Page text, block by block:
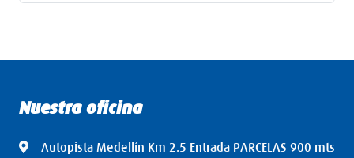
Nuestra oficina
Autopista Medellín Km 2.5 Entrada PARCELAS 900 mts